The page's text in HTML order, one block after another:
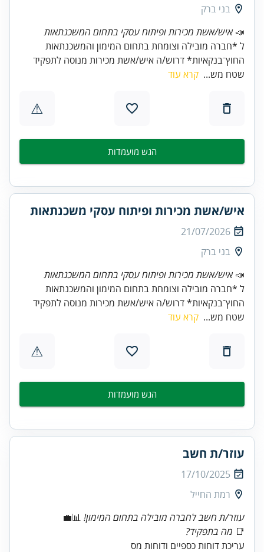
בני ברק
📣 איש/אשת מכירות ופיתוח עסקי בתחום המשכנתאות
ל *חברה מובילה וצומחת בתחום המימון והמשכנתאות
החוץ־בנקאיות* דרוש/ה איש/אשת מכירות מנוסה לתפקיד
שטח מש... קרא עוד
⚠
הגש מועמדות
איש/אשת מכירות ופיתוח עסקי משכנתאות
21/07/2026
בני ברק
📣 איש/אשת מכירות ופיתוח עסקי בתחום המשכנתאות
ל *חברה מובילה וצומחת בתחום המימון והמשכנתאות
החוץ־בנקאיות* דרוש/ה איש/אשת מכירות מנוסה לתפקיד
שטח מש... קרא עוד
⚠
הגש מועמדות
עוזר/ת חשב
17/10/2025
רמת החייל
עוזר/ת חשב לחברה מובילה בתחום המימון! 📊💼
📑 מה בתפקיד?